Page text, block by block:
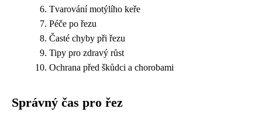
Tvarování motýlího keře
Péče po řezu
Časté chyby při řezu
Tipy pro zdravý růst
Ochrana před škůdci a chorobami
Správný čas pro řez